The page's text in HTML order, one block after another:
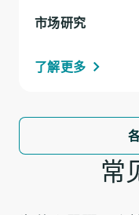
市场研究
了解更多
常